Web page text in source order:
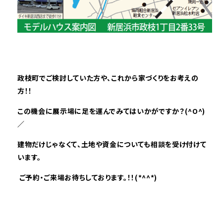
政枝町でご検討していた方や、これから家づくりをお考えの
方！！
この機会に展示場に足を運んでみてはいかがですか？(^O^)
／
建物だけじゃなくて、土地や資金についても相談を受け付けて
います。
ご予約・ご来場お待ちしております。！！(*^^*)